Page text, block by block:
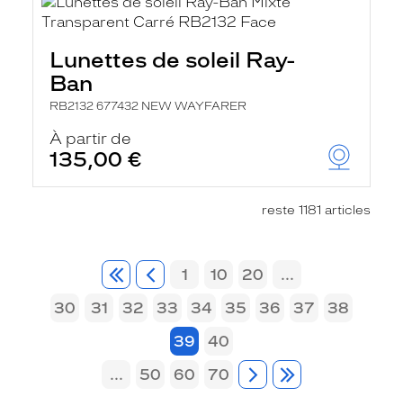
Lunettes de soleil Ray-
Ban
RB2132 677432 NEW WAYFARER
À partir de
135,00 €
reste 1181 articles
1 10 20
...
30
31 32 33 34 35 36 37
38
39
40
...
50 60 70